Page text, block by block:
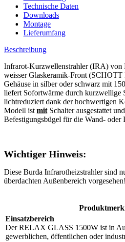
Technische Daten
Downloads
Montage
Lieferumfang
Beschreibung
Infrarot-Kurzwellenstrahler (IRA)
weisser Glaskeramik-Front
Gehäuse in silber oder schwarz mit
liefert Sofortwärme durch kurzwellige
lichtreduziert dank der hochwertigen
Modell ist mit Schalter ausgestattet
Befestigungsbügel für die Wand- oder
Wichtiger Hinweis:
Diese Burda Infrarotheizstrahler sind
überdachten Außenbereich vorgesehen!
Einsatzbereich
Der RELAX GLASS 1500W ist in
gewerblichen, öffentlichen oder